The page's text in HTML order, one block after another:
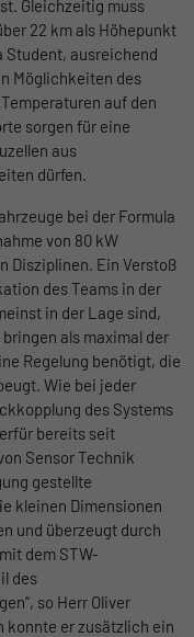
Gleichzeitig muss
22 km als Höhepunkt
Student, ausreichend
Möglichkeiten des
auf den
sorgen für eine
aus
dürfen.
bei der Formula
von 80 kW
Disziplinen. Ein Verstoß
des Teams in der
in der Lage sind,
als maximal der
Regelung benötigt, die
Wie bei jeder
des Systems
bereits seit
Sensor Technik
gestellte
kleinen Dimensionen
und überzeugt durch
dem STW-
des
so Herr Oliver
konnte er zusätzlich ein
um eine
zu speichern.
um eine
zu speichern, mit
gesammelt
die Website